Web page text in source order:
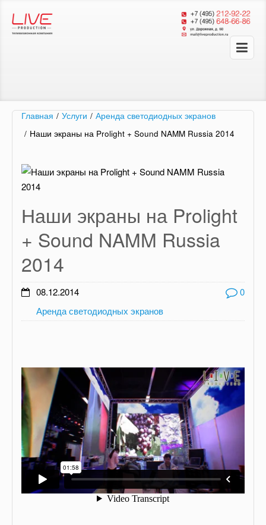
Главная / Услуги / Аренда светодиодных экранов
/ Наши экраны на Prolight + Sound NAMM Russia 2014
Наши экраны на Prolight
+ Sound NAMM Russia
2014
08.12.2014
0
Аренда светодиодных экранов